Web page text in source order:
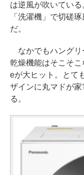
は逆風が吹いてい
「洗濯機」で切磋
だ。
なかでもハングリ
乾燥機能はそこそ
eが大ヒット。とて
ザインに丸マドが
る。